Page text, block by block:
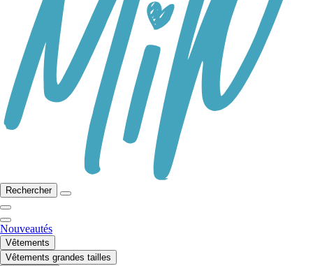
Rechercher
Nouveautés
Vêtements
Vêtements grandes tailles